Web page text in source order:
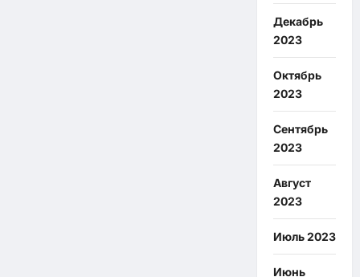
Декабрь
2023
Октябрь
2023
Сентябрь
2023
Август
2023
Июль 2023
Июнь